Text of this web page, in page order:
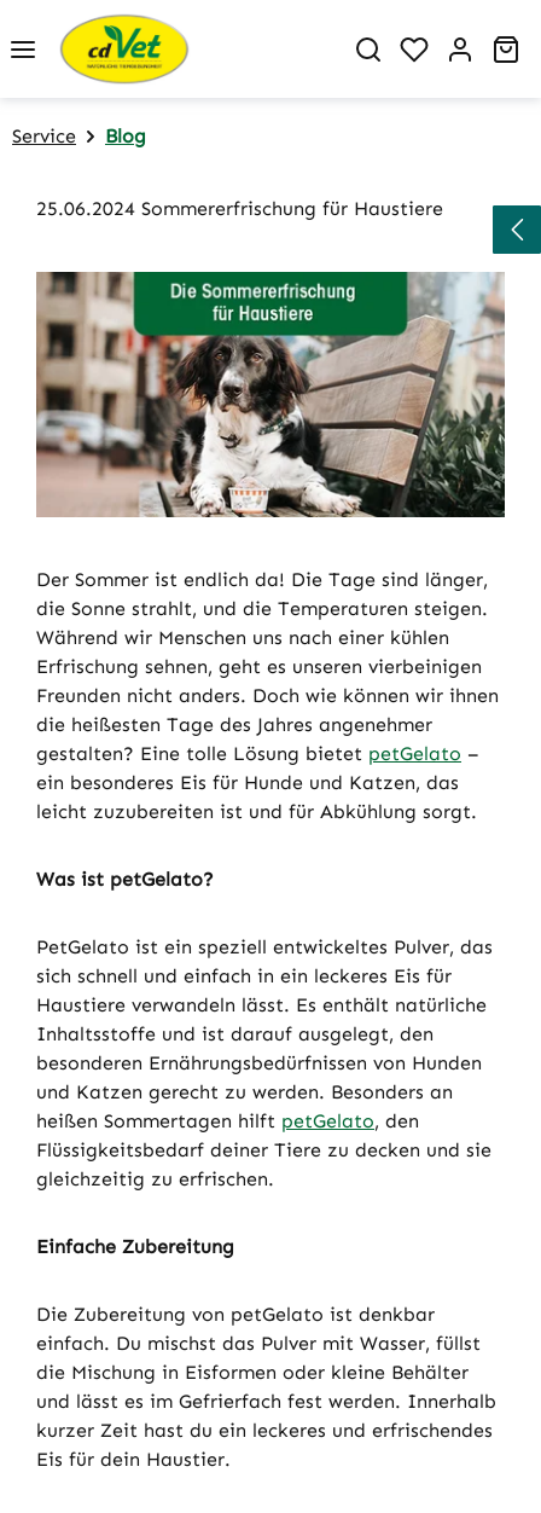
Zum Hauptinhalt springen
Du hast 0
Service Blog
25.06.2024 Sommererfrischung für Haustiere
Der Sommer ist endlich da! Die Tage sind länger,
die Sonne strahlt, und die Temperaturen steigen.
Während wir Menschen uns nach einer kühlen
Erfrischung sehnen, geht es unseren vierbeinigen
Freunden nicht anders. Doch wie können wir ihnen
die heißesten Tage des Jahres angenehmer
gestalten? Eine tolle Lösung bietet petGelato –
ein besonderes Eis für Hunde und Katzen, das
leicht zuzubereiten ist und für Abkühlung sorgt.
Was ist petGelato?
PetGelato ist ein speziell entwickeltes Pulver, das
sich schnell und einfach in ein leckeres Eis für
Haustiere verwandeln lässt. Es enthält natürliche
Inhaltsstoffe und ist darauf ausgelegt, den
besonderen Ernährungsbedürfnissen von Hunden
und Katzen gerecht zu werden. Besonders an
heißen Sommertagen hilft petGelato, den
Flüssigkeitsbedarf deiner Tiere zu decken und sie
gleichzeitig zu erfrischen.
Einfache Zubereitung
Die Zubereitung von petGelato ist denkbar
einfach. Du mischst das Pulver mit Wasser, füllst
die Mischung in Eisformen oder kleine Behälter
und lässt es im Gefrierfach fest werden. Innerhalb
kurzer Zeit hast du ein leckeres und erfrischendes
Eis für dein Haustier.